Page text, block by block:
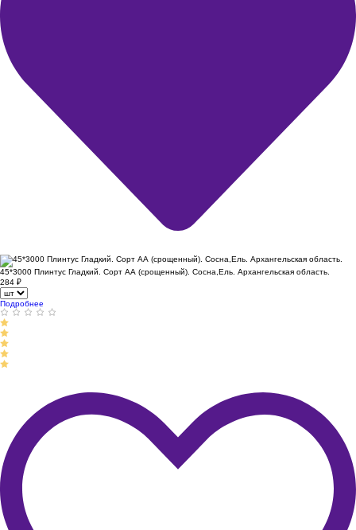
45*3000 Плинтус Гладкий. Сорт АА (срощенный). Сосна,Ель. Архангельская область.
284 ₽
Подробнее